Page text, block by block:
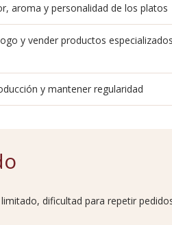
aroma y personalidad de los platos
y vender productos especializados
y mantener regularidad
dificultad para repetir